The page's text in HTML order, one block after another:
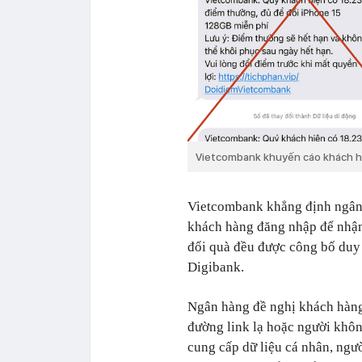
Vietcombank khuyến cáo khách
Vietcombank khẳng định
khách hàng đăng nhập để
đổi quà đều được công bố
Digibank.
Ngân hàng đề nghị khách
đường link lạ hoặc người
cung cấp dữ liệu cá nhân,